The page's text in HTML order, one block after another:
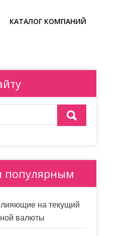
КАТАЛОГ КОМПАНИЙ
популярным
на текущий
валюты